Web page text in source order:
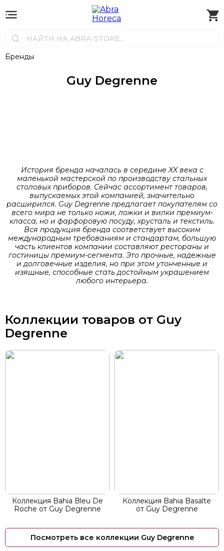
Бренды
Guy Degrenne
История бренда началась в середине XX века с
маленькой мастерской по производству стальных
столовых приборов. Сейчас ассортимент товаров,
выпускаемых этой компанией, значительно
расширился. Guy Degrenne предлагает покупателям со
всего мира не только ножи, ложки и вилки премиум-
класса, но и фарфоровую посуду, хрусталь и текстиль.
Вся продукция бренда соответствует высоким
международным требованиям и стандартам, большую
часть клиентов компании составляют рестораны и
гостиницы премиум-сегмента. Это прочные, надежные
и долговечные изделия, но при этом утонченные и
изящные, способные стать достойным украшением
любого интерьера.
Коллекции товаров от Guy
Degrenne
Коллекция Bahia Bleu De
Roche от Guy Degrenne
Коллекция Bahia Basalte
от Guy Degrenne
Посмотреть все коллекции Guy Degrenne